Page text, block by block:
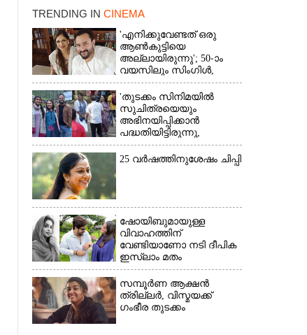
TRENDING IN CINEMA
'എനിക്കുവേണ്ടത് ഒരു
ആൺകുട്ടിയെ
അല്ലായിരുന്നു'; 50-ാം
വയസിലും സിംഗിൾ,
കാരണം വെളിപ്പെടുത്തി
സബ പട്ടൗഡി
'തുടക്കം സിനിമയിൽ
സുചിത്രയെയും
അഭിനയിപ്പിക്കാൻ
പദ്ധതിയിട്ടിരുന്നു,​
അവസാന നിമിഷം
നടന്നില്ല'; കാരണം
തുറന്നുപറഞ്ഞ് ജൂഡ്
25 വർഷത്തിനുശേഷം ചിപ്പി
ഷോയിബുമായുള്ള
വിവാഹത്തിന്
വേണ്ടിയാണോ നടി ദീപിക
ഇസ്ലാം മതം
സ്വീകരിച്ചത്?
സത്യാവസ്ഥ
വെളിപ്പെടുത്തി സുഹൃത്ത്‌
സമ്പൂർണ ആക്ഷൻ
ത്രില്ലർ,​ വിസ്മയക്ക്
ഗംഭീര തുടക്കം
×